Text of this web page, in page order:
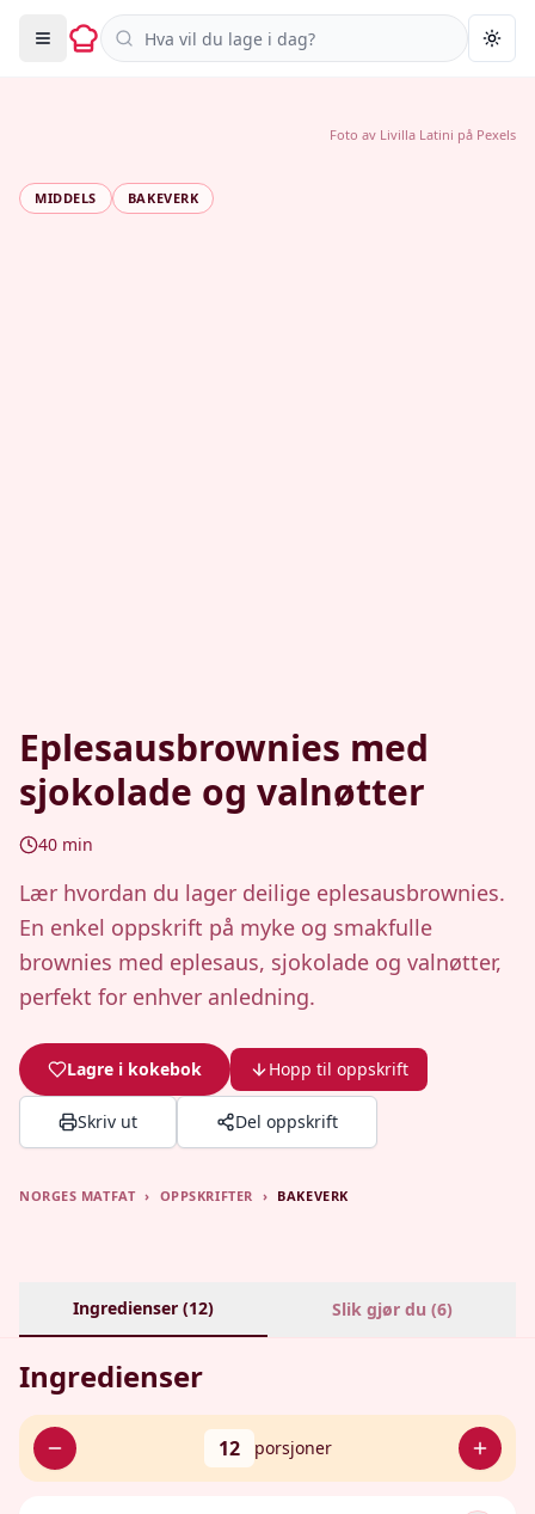
Søk i oppskrifter
MIDDELS BAKEVERK
Eplesausbrownies med
sjokolade og valnøtter
40 min
Lær hvordan du lager deilige eplesausbrownies.
En enkel oppskrift på myke og smakfulle
brownies med eplesaus, sjokolade og valnøtter,
perfekt for enhver anledning.
Lagre i kokebok Hopp til oppskrift
Skriv ut Del oppskrift
Foto av Livilla Latini på Pexels
NORGES MATFAT › OPPSKRIFTER › BAKEVERK
Ingredienser (12) Slik gjør du (6)
Ingredienser
12 porsjoner